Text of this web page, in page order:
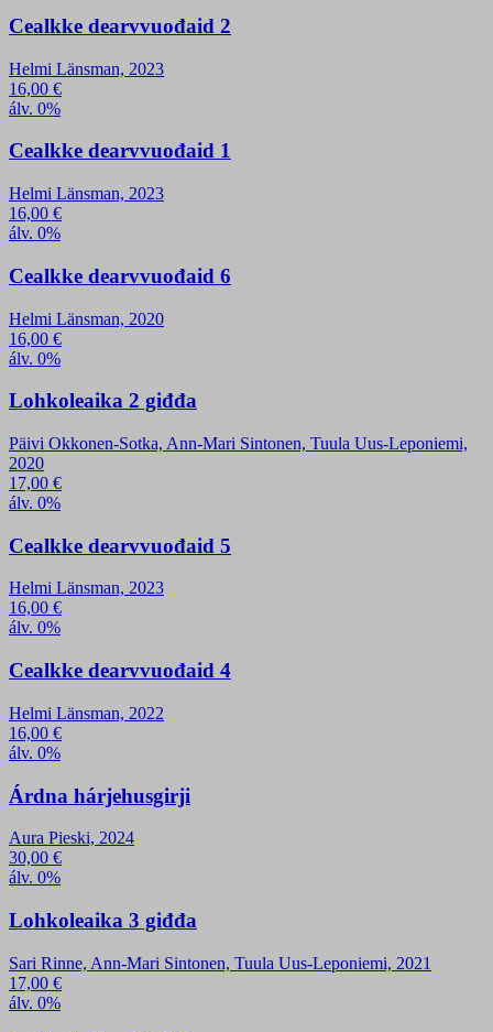
Cealkke dearvvuođaid 2
Helmi Länsman, 2023
16,00 €
álv. 0%
Cealkke dearvvuođaid 1
Helmi Länsman, 2023
16,00 €
álv. 0%
Cealkke dearvvuođaid 6
Helmi Länsman, 2020
16,00 €
álv. 0%
Lohkoleaika 2 giđđa
Päivi Okkonen-Sotka, Ann-Mari Sintonen, Tuula Uus-Leponiemi,
2020
17,00 €
álv. 0%
Cealkke dearvvuođaid 5
Helmi Länsman, 2023
16,00 €
álv. 0%
Cealkke dearvvuođaid 4
Helmi Länsman, 2022
16,00 €
álv. 0%
Árdna hárjehusgirji
Aura Pieski, 2024
30,00 €
álv. 0%
Lohkoleaika 3 giđđa
Sari Rinne, Ann-Mari Sintonen, Tuula Uus-Leponiemi, 2021
17,00 €
álv. 0%